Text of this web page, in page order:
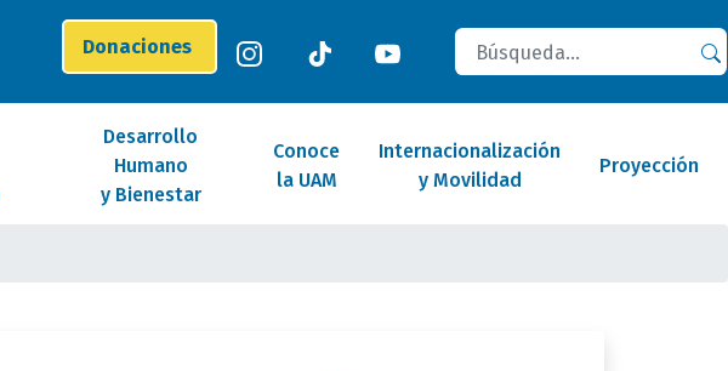
Donaciones
Buscar
Desarrollo
Humano
y Bienestar
Conoce
la UAM
Internacionalización
y Movilidad
Proyección